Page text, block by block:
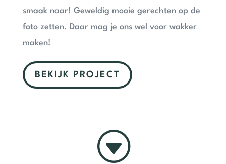
smaak naar! Geweldig mooie gerechten op de
foto zetten. Daar mag je ons wel voor wakker
maken!
BEKIJK PROJECT
G